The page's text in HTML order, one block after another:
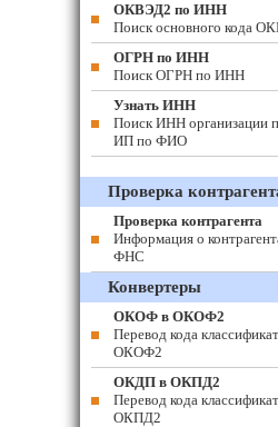
ОКВЭД2 по ИНН
Поиск основного кода
ОГРН по ИНН
Поиск ОГРН по ИНН
Узнать ИНН
Поиск ИНН организации
ИП по ФИО
Проверка
Проверка контрагента
Информация о
ФНС
Конвертеры
ОКОФ в ОКОФ2
Перевод кода
ОКОФ2
ОКДП в ОКПД2
Перевод кода
ОКПД2